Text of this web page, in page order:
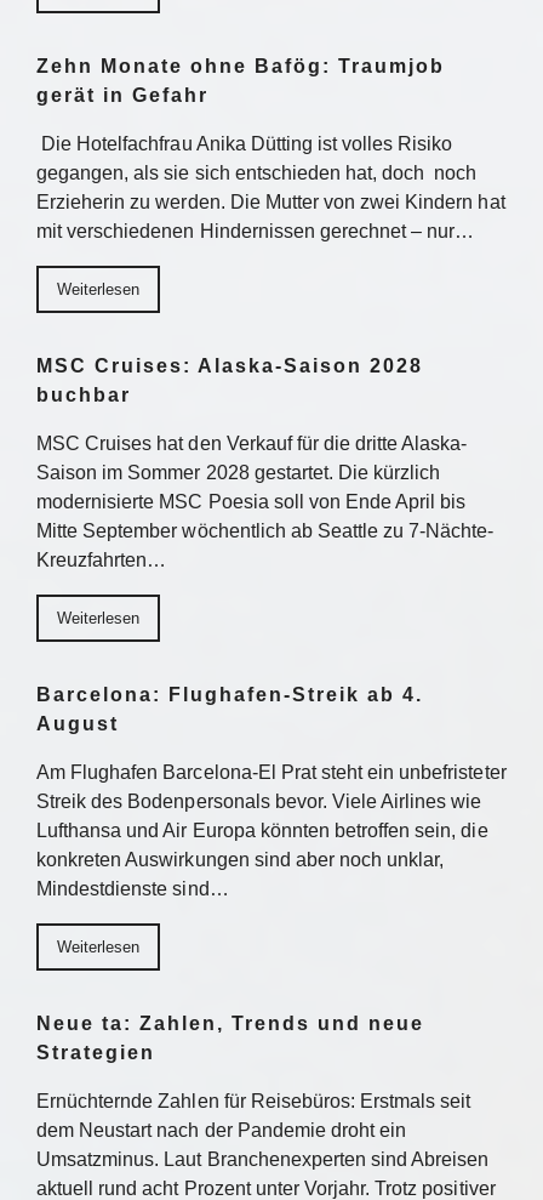
Zehn Monate ohne Bafög: Traumjob
gerät in Gefahr
Die Hotelfachfrau Anika Dütting ist volles Risiko
gegangen, als sie sich entschieden hat, doch noch
Erzieherin zu werden. Die Mutter von zwei Kindern hat
mit verschiedenen Hindernissen gerechnet – nur…
Weiterlesen
MSC Cruises: Alaska-Saison 2028
buchbar
MSC Cruises hat den Verkauf für die dritte Alaska-
Saison im Sommer 2028 gestartet. Die kürzlich
modernisierte MSC Poesia soll von Ende April bis
Mitte September wöchentlich ab Seattle zu 7-Nächte-
Kreuzfahrten…
Weiterlesen
Barcelona: Flughafen-Streik ab 4.
August
Am Flughafen Barcelona-El Prat steht ein unbefristeter
Streik des Bodenpersonals bevor. Viele Airlines wie
Lufthansa und Air Europa könnten betroffen sein, die
konkreten Auswirkungen sind aber noch unklar,
Mindestdienste sind…
Weiterlesen
Neue ta: Zahlen, Trends und neue
Strategien
Ernüchternde Zahlen für Reisebüros: Erstmals seit
dem Neustart nach der Pandemie droht ein
Umsatzminus. Laut Branchenexperten sind Abreisen
aktuell rund acht Prozent unter Vorjahr. Trotz positiver